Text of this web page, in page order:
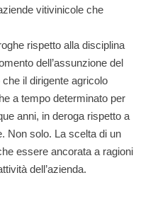
vitivinicole che
rispetto alla disciplina
dell’assunzione del
che ildirigente agricolo
a tempo determinato per
anni, in deroga rispetto a
Non solo. La scelta di un
essere ancorata a ragioni
dell’azienda.